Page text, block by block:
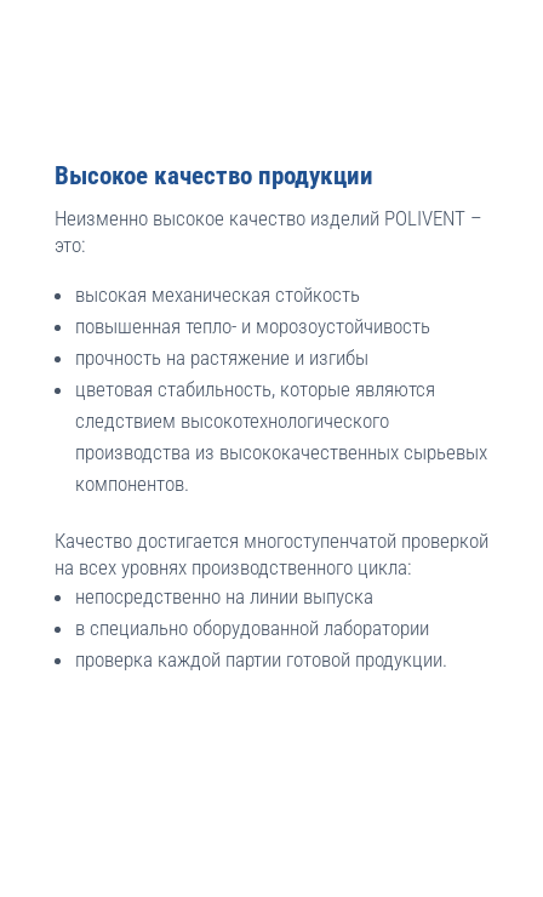
Высокое качество продукции
Неизменно высокое качество изделий POLIVENT –
это:
высокая механическая стойкость
повышенная тепло- и морозоустойчивость
прочность на растяжение и изгибы
цветовая стабильность, которые являются
следствием высокотехнологического
производства из высококачественных сырьевых
компонентов.
Качество достигается многоступенчатой проверкой
на всех уровнях производственного цикла:
непосредственно на линии выпуска
в специально оборудованной лаборатории
проверка каждой партии готовой продукции.